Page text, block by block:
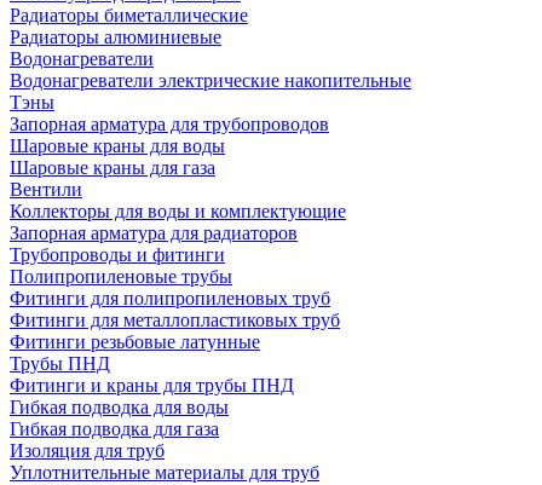
Радиаторы биметаллические
Радиаторы алюминиевые
Водонагреватели
Водонагреватели электрические накопительные
Тэны
Запорная арматура для трубопроводов
Шаровые краны для воды
Шаровые краны для газа
Вентили
Коллекторы для воды и комплектующие
Запорная арматура для радиаторов
Трубопроводы и фитинги
Полипропиленовые трубы
Фитинги для полипропиленовых труб
Фитинги для металлопластиковых труб
Фитинги резьбовые латунные
Трубы ПНД
Фитинги и краны для трубы ПНД
Гибкая подводка для воды
Гибкая подводка для газа
Изоляция для труб
Уплотнительные материалы для труб